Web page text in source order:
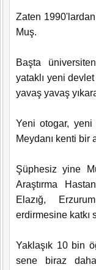
Zaten
Muş.
Başta
yataklı yeni
yavaş yavaş
Yeni otogar, yeni
Meydanı kenti bir
Şüphesiz yine
Araştırma
Elazığ,
erdirmesine katkı
Yaklaşık 10 bin
sene biraz